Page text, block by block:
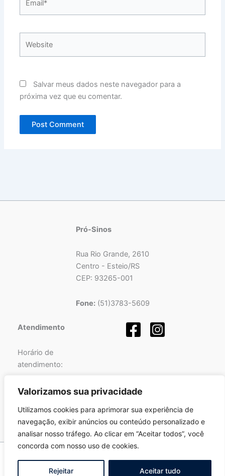
Valorizamos sua privacidade
Utilizamos cookies para aprimorar sua experiência de
navegação, exibir anúncios ou conteúdo personalizado e
analisar nosso tráfego. Ao clicar em “Aceitar todos”, você
concorda com nosso uso de cookies.
Rejeitar Aceitar tudo
Salvar meus dados neste navegador para a
próxima vez que eu comentar.
Pró-Sinos
Rua Rio Grande, 2610
Centro - Esteio/RS
CEP: 93265-001
Fone:(51)3783-5609
Atendimento
Horário de
atendimento:
Segunda a Sexta-feira
das13hàs17h.
Copyright © 2026 Pró-Sinos | Desenvolvido porFortalezatec